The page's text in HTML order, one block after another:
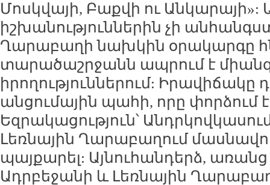
Մոսկվայի, Բաքվի ու Անկարայի»:
իշխանություններին չի
Ղարաբաղի նախկին օրակարգը
տարածաշրջանն ապրում է
իրողություններում: Իրավիճակը
անցումային պահի, որը փորձում է
Եզրակացություն՝
Լեռնային Ղարաբաղում
պայքարել: Այնուհանդերձ,
Ադրբեջանի և Լեռնային